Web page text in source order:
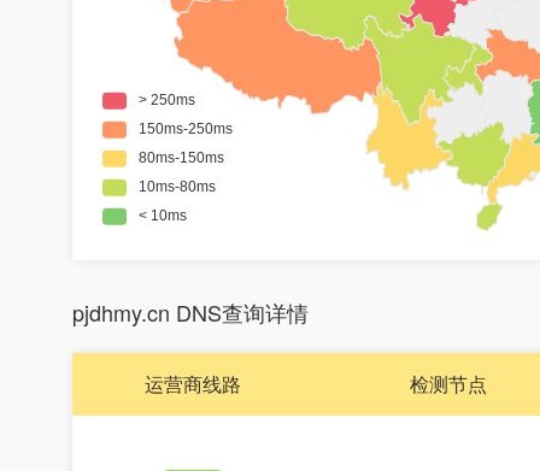
pjdhmy.cn DNS查询详情
运营商线路 检测节点